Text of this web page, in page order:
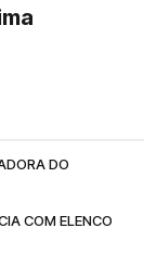
DO
COM ELENCO